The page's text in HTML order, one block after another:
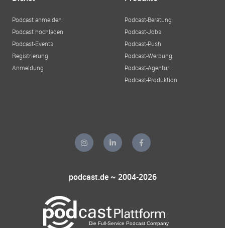
Podcast anmelden
Podcast hochladen
Podcast-Events
Registrierung
Anmeldung
Podcast-Beratung
Podcast-Jobs
Podcast-Push
Podcast-Werbung
Podcast-Agentur
Podcast-Produktion
podcast.de ~ 2004-2026